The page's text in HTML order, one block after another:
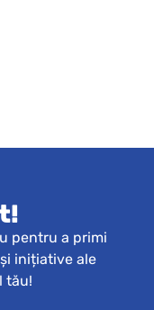
pentru a primi
inițiative ale
tău!